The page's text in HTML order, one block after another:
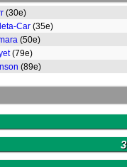
(30e)
Car (35e)
(50e)
(79e)
(89e)